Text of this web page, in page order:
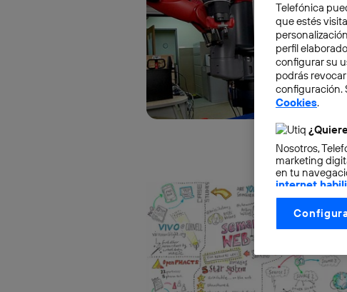
Telefónica
que estés
perfil
configurar su
podrás
configuración.
Cookies.
Nosotros,
marketing
en tu
internet
otorgas tu
La tecnología
control.
utilizando tu
vinculada a la